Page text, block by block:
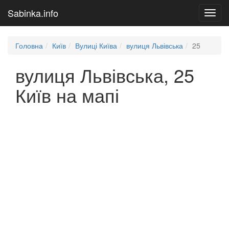
Sabinka.info
Головна Київ Вулиці Київа вулиця Львівська 25
вулиця Львівська, 25
Київ на мапі